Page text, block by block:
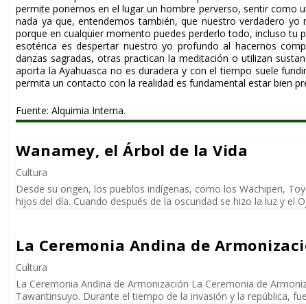
permite ponernos en el lugar un hombre perverso, sentir como
nada ya que, entendemos también, que nuestro verdadero
porque en cualquier momento puedes perderlo todo, incluso tu
esotérica es despertar nuestro yo profundo al hacernos
danzas sagradas, otras practican la meditación o utilizan
aporta laAyahuasca no es duradera y con el tiempo suele
permita un contacto con la realidad es fundamental estar bien
Fuente:Alquimia Interna.
Wanamey, el Árbol de la Vida
Cultura
Desde su origen, los pueblos indígenas, como los Wachiperi,
hijos del día. Cuando después de la oscuridad se hizo la luz y el
La Ceremonia Andina de
Cultura
La Ceremonia Andina de Armonización La Ceremonia de
Tawantinsuyo. Durante el tiempo de la invasión y la república,